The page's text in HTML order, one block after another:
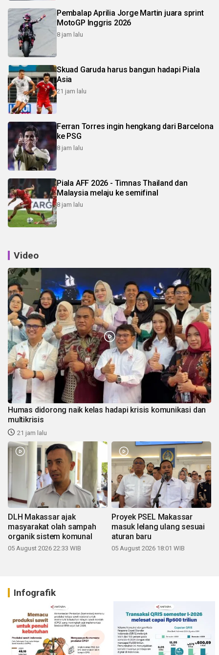
Pembalap Aprilia Jorge Martin juara sprint
MotoGP Inggris 2026
8 jam lalu
Skuad Garuda harus bangun hadapi Piala
Asia
21 jam lalu
Ferran Torres ingin hengkang dari Barcelona
ke PSG
8 jam lalu
Piala AFF 2026 - Timnas Thailand dan
Malaysia melaju ke semifinal
8 jam lalu
Video
Humas didorong naik kelas hadapi krisis komunikasi dan
multikrisis
21 jam lalu
DLH Makassar ajak
masyarakat olah sampah
organik sistem komunal
05 August 2026 22:33 WIB
Proyek PSEL Makassar
masuk lelang ulang sesuai
aturan baru
05 August 2026 18:01 WIB
Infografik